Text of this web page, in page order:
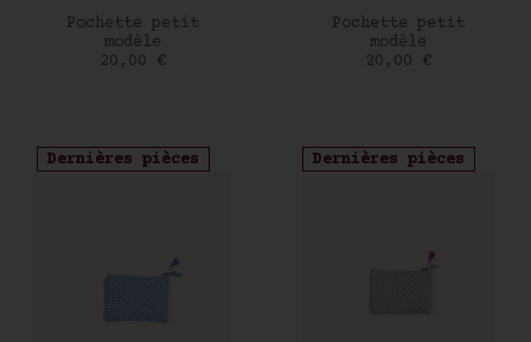
AJOUTER AU PANIER
Pochette petit
modèle
Prix
20,00 €
AJOUTER AU PANIER
Pochette petit
modèle
Prix
20,00 €
Dernières pièces Dernières pièces